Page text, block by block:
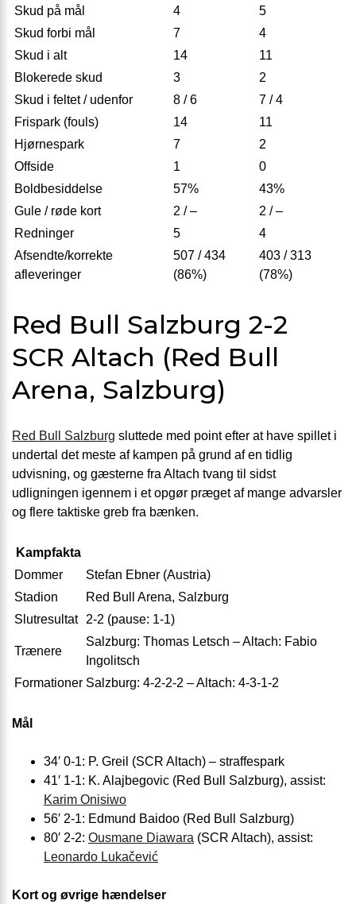
Skud på mål
4
5
Skud forbi mål
7
4
Skud i alt
14
11
Blokerede skud
3
2
Skud i feltet / udenfor
8 / 6
7 / 4
Frispark (fouls)
14
11
Hjørnespark
7
2
Offside
1
0
Boldbesiddelse
57%
43%
Gule / røde kort
2 / –
2 / –
Redninger
5
4
Afsendte/korrekte
afleveringer
507 / 434
(86%)
403 / 313
(78%)
Red Bull Salzburg 2-2
SCR Altach (Red Bull
Arena, Salzburg)
Red Bull Salzburg sluttede med point efter at have spillet i
undertal det meste af kampen på grund af en tidlig
udvisning, og gæsterne fra Altach tvang til sidst
udligningen igennem i et opgør præget af mange advarsler
og flere taktiske greb fra bænken.
Kampfakta
Dommer
Stefan Ebner (Austria)
Stadion
Red Bull Arena, Salzburg
Slutresultat
2-2 (pause: 1-1)
Trænere
Salzburg: Thomas Letsch – Altach: Fabio
Ingolitsch
Formationer Salzburg: 4-2-2-2 – Altach: 4-3-1-2
Mål
34′ 0-1: P. Greil (SCR Altach) – straffespark
41′ 1-1: K. Alajbegovic (Red Bull Salzburg), assist:
Karim Onisiwo
56′ 2-1: Edmund Baidoo (Red Bull Salzburg)
80′ 2-2: Ousmane Diawara (SCR Altach), assist:
Leonardo Lukačević
Kort og øvrige hændelser